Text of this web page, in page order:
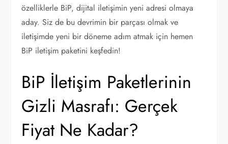
özelliklerle BiP, dijital iletişimin yeni adresi olmaya
aday. Siz de bu devrimin bir parçası olmak ve
iletişimde yeni bir döneme adım atmak için hemen
BiP iletişim paketini keşfedin!
BiP İletişim Paketlerinin
Gizli Masrafı: Gerçek
Fiyat Ne Kadar?